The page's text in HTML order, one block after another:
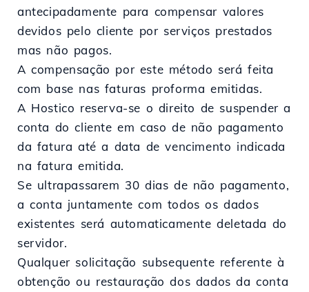
antecipadamente para compensar valores
devidos pelo cliente por serviços prestados
mas não pagos.
A compensação por este método será feita
com base nas faturas proforma emitidas.
A Hostico reserva-se o direito de suspender a
conta do cliente em caso de não pagamento
da fatura até a data de vencimento indicada
na fatura emitida.
Se ultrapassarem 30 dias de não pagamento,
a conta juntamente com todos os dados
existentes será automaticamente deletada do
servidor.
Qualquer solicitação subsequente referente à
obtenção ou restauração dos dados da conta